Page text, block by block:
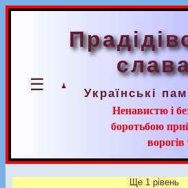
☰ Українські
Ненавистю і
боротьбою
ворогів
Ще 1 рівень